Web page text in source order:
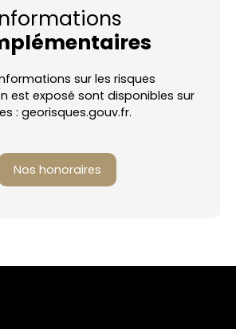
sur les risques
est exposé sont disponibles sur
: georisques.gouv.fr.
Nos honoraires